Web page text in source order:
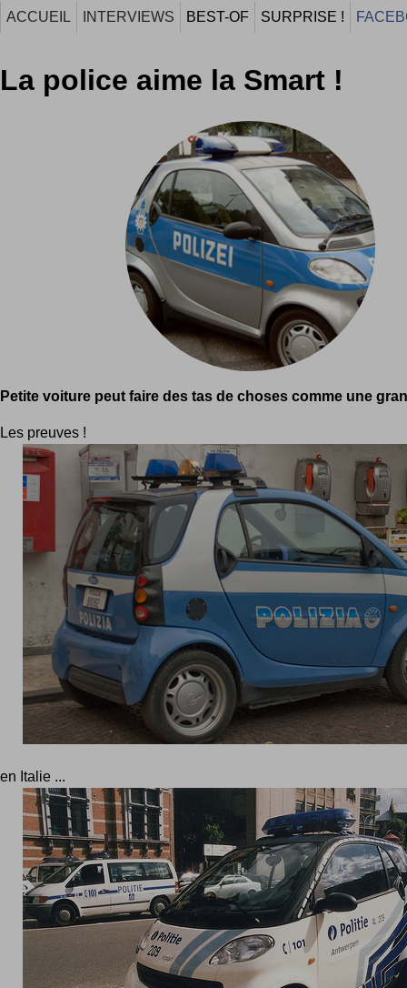
ACCUEIL INTERVIEWS BEST-OF SURPRISE !
La police aime la Smart !
Petite voiture peut faire des tas de choses comme une
Les preuves !
en Italie ...